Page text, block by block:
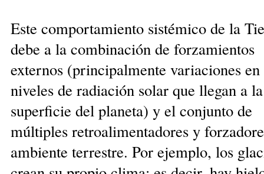
Este comportamiento sistémico de la
debe a la combinación de forzamientos
externos (principalmente variaciones en
niveles de radiación solar que llegan a la
superficie del planeta) y el conjunto de
múltiples retro­alimentadores y
ambiente terrestre. Por ejemplo, los